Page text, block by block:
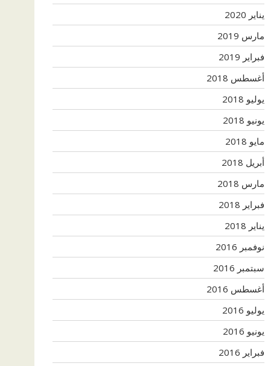
يناير 2020
مارس 2019
فبراير 2019
أغسطس 2018
يوليو 2018
يونيو 2018
مايو 2018
أبريل 2018
مارس 2018
فبراير 2018
يناير 2018
نوفمبر 2016
سبتمبر 2016
أغسطس 2016
يوليو 2016
يونيو 2016
فبراير 2016